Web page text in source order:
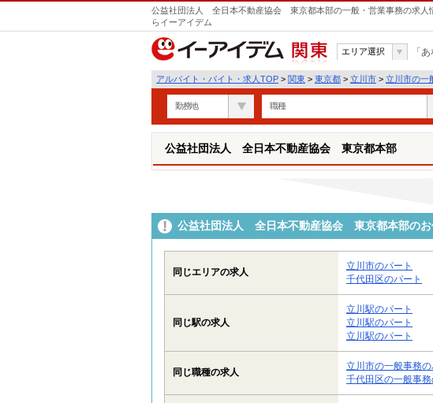
公益社団法人 全日本不動産協会 東京都本部の一般・営業事務の求人
らイーアイデム
関東
エリア選択 「
アルバイト・バイト・求人TOP > 関東 > 東京都 > 立川市 > 立川市の一
勤務地 職種
公益社団法人 全日本不動産協会 東京都本部
公益社団法人 全日本不動産協会 東京都本部のお
同じエリアの求人
立川市のパート
千代田区のパート
同じ駅の求人
立川駅のパート
立川駅のパート
立川駅のパート
同じ職種の求人
立川市の一般事務の
千代田区の一般事務